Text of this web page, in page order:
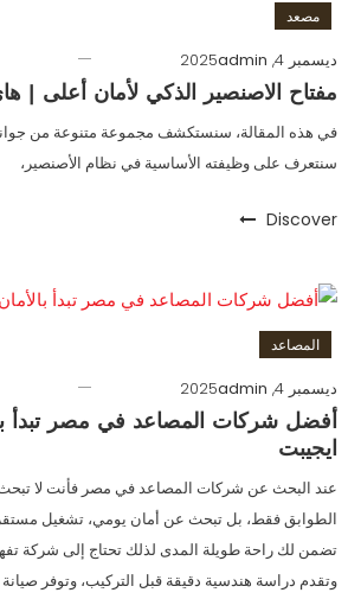
مصعد
ديسمبر 4, 2025
admin
مفتاح الاصنصير الذكي لأمان أعلى |
في هذه المقالة، سنستكشف مجموعة متنوعة من
سنتعرف على وظيفته الأساسية في نظام الأصنصير،
Discover
المصاعد
ديسمبر 4, 2025
admin
أفضل شركات المصاعد في مصر تبدأ
ايجيبت
عند البحث عن شركات المصاعد في مصر فأنت لا
الطوابق فقط، بل تبحث عن أمان يومي، تشغيل
تضمن لك راحة طويلة المدى لذلك تحتاج إلى شركة
وتقدم دراسة هندسية دقيقة قبل التركيب، وتوفر